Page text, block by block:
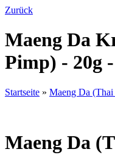
Zurück
Maeng Da
Pimp) - 20g
Startseite » Maeng Da
Maeng Da